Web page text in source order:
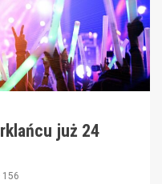
już 24
156